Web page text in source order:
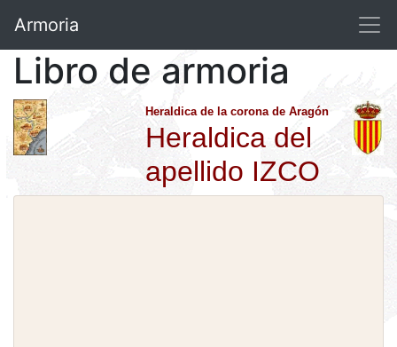
Armoria
Libro de armoria
Heraldica de la corona de Aragón
Heraldica del
apellido IZCO